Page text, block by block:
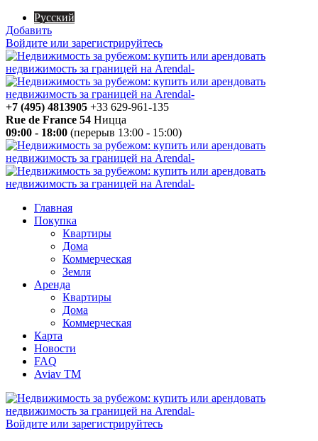
Русский
Добавить
Войдите или зарегистрируйтесь
+7 (495) 4813905 +33 629-961-135
Rue de France 54 Ницца
09:00 - 18:00 (перерыв 13:00 - 15:00)
Главная
Покупка
Квартиры
Дома
Коммерческая
Земля
Аренда
Квартиры
Дома
Коммерческая
Карта
Новости
FAQ
Aviav TM
Войдите или зарегистрируйтесь